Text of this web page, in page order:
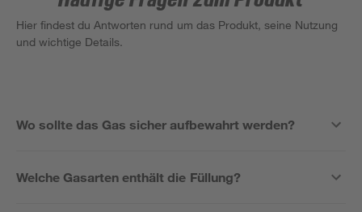
Hier findest du Antworten rund um das Produkt, seine Nutzung
und wichtige Details.
Wo sollte das Gas sicher aufbewahrt werden?
Welche Gasarten enthält die Füllung?